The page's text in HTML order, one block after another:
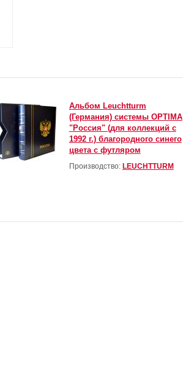
Альбом Leuchtturm
(Германия) системы OPTIMA
"Россия" (для коллекций с
1992 г.) благородного синего
цвета с футляром
Производство: LEUCHTTURM